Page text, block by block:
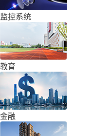
监控系统
教育
金融